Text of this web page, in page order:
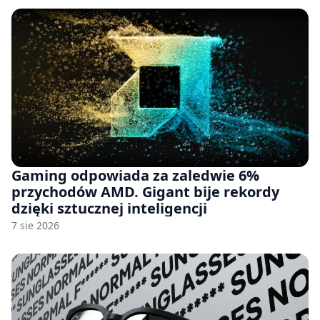
Gaming odpowiada za zaledwie 6%
przychodów AMD. Gigant bije rekordy
dzięki sztucznej inteligencji
7 sie 2026